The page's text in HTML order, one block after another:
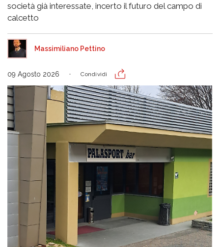
società già interessate, incerto il futuro del campo di
calcetto
Massimiliano Pettino
09 Agosto 2026 Condividi